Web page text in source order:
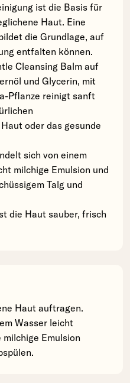
ist die Basis für
Haut. Eine
die Grundlage, auf
entfalten können.
Cleansing Balm auf
und Glycerin, mit
Pflanze reinigt sanft
oder das gesunde
sich von einem
milchige Emulsion und
Talg und
die Haut sauber, frisch
Haut auftragen.
Wasser leicht
Emulsion